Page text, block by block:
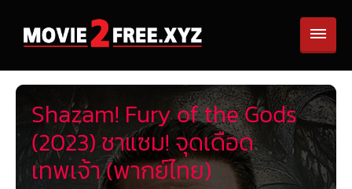
Shazam! Fury of the Gods
(2023) ชาแซม! จุดเดือด
เทพเจ้า (พากย์ไทย)